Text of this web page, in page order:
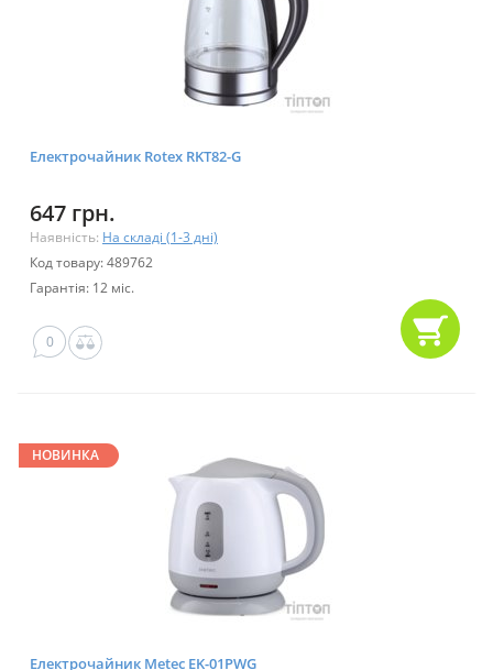
Електрочайник Rotex RKT82-G
647 грн.
Наявність: На складі (1-3 дні)
Код товару: 489762
Гарантія: 12 міс.
0
НОВИНКА
Електрочайник Metec EK-01PWG